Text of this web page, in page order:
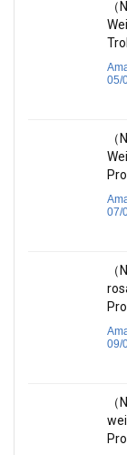
05/
07/
09/